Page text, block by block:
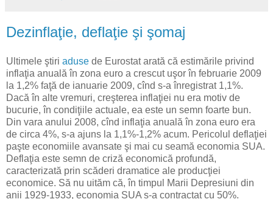
Dezinflaţie, deflaţie şi şomaj
Ultimele ştiri aduse de Eurostat arată că estimările privind
inflaţia anuală în zona euro a crescut uşor în februarie 2009
la 1,2% faţă de ianuarie 2009, cînd s-a înregistrat 1,1%.
Dacă în alte vremuri, creşterea inflaţiei nu era motiv de
bucurie, în condiţiile actuale, ea este un semn foarte bun.
Din vara anului 2008, cînd inflaţia anuală în zona euro era
de circa 4%, s-a ajuns la 1,1%-1,2% acum. Pericolul deflaţiei
paşte economiile avansate şi mai cu seamă economia SUA.
Deflaţia este semn de criză economică profundă,
caracterizată prin scăderi dramatice ale producţiei
economice. Să nu uităm că, în timpul Marii Depresiuni din
anii 1929-1933, economia SUA s-a contractat cu 50%.